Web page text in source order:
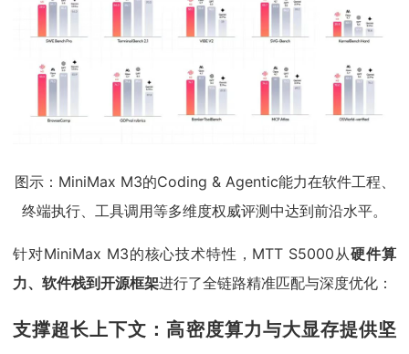
图示：MiniMax M3的Coding & Agentic能力在软件工程、
终端执行、工具调用等多维度权威评测中达到前沿水平。
针对MiniMax M3的核心技术特性，MTT S5000从硬件算
力、软件栈到开源框架进行了全链路精准匹配与深度优化：
支撑超长上下文：高密度算力与大显存提供坚